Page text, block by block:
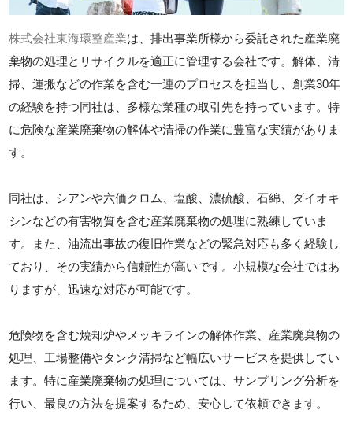
株式会社東海環整産業は、排出事業所様から委託された産業廃
棄物の処理とリサイクルを適正に管理する会社です。解体、清
掃、運搬などの作業を含む一連のプロセスを担当し、創業30年
の経験を持つ同社は、多様な業種の取引先を持っています。特
に危険な産業廃棄物の解体や清掃の作業に豊富な実績がありま
す。
同社は、シアンや六価クロム、塩酸、濃硫酸、石綿、ダイオキ
シンなどの有害物質を含む産業廃棄物の処理に熟練していま
す。また、油流出事故の復旧作業などの緊急対応も多く経験し
ており、その実績から信頼性が高いです。小規模な会社ではあ
りますが、迅速な対応が可能です。
危険物を含む焼却炉やメッキラインの解体作業、産業廃棄物の
処理、工場整備やタンク清掃など幅広いサービスを提供してい
ます。特に産業廃棄物の処理については、サンプリング分析を
行い、最良の方法を提案するため、安心して依頼できます。